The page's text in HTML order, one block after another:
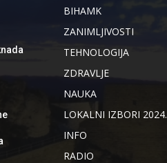
BIHAMK
ZANIMLJIVOSTI
TEHNOLOGIJA
ZDRAVLJE
NAUKA
LOKALNI IZBORI 2024.
INFO
RADIO